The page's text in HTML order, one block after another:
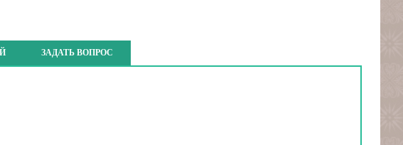
ЗАДАТЬ ВОПРОС